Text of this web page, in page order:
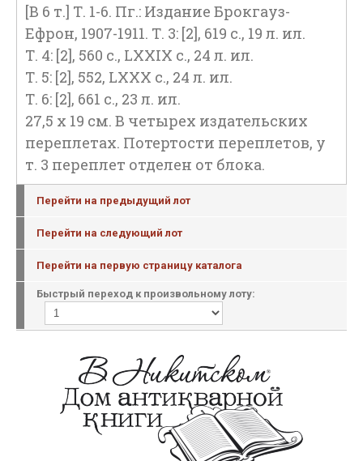
[В 6 т.] Т. 1-6. Пг.: Издание Брокгауз-
Ефрон, 1907-1911. Т. 3: [2], 619 с., 19 л. ил.
Т. 4: [2], 560 с., LXXIX с., 24 л. ил.
Т. 5: [2], 552, LXXX с., 24 л. ил.
Т. 6: [2], 661 с., 23 л. ил.
27,5 х 19 см. В четырех издательских
переплетах. Потертости переплетов, у
т. 3 переплет отделен от блока.
Перейти на предыдущий лот
Перейти на следующий лот
Перейти на первую страницу каталога
Быстрый переход к произвольному лоту: